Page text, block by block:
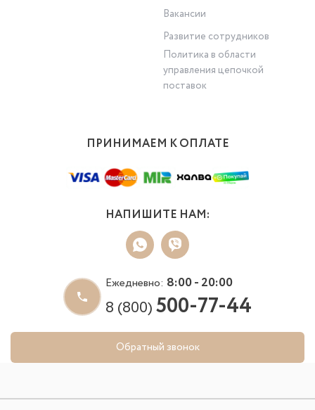
Вакансии
Развитие сотрудников
Политика в области
управления цепочкой
поставок
ПРИНИМАЕМ К ОПЛАТЕ
НАПИШИТЕ НАМ:
Ежедневно: 8:00 - 20:00
8 (800)500-77-44
Обратный звонок